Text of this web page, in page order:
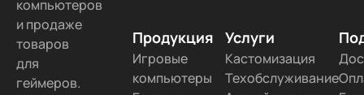
компьютеров
и продаже
товаров
для
геймеров.
Продукция
Игровые
компьютеры
Услуги
Кастомизация
Техобслуживание